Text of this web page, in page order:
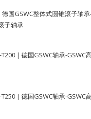
德国GSWC整体式圆锥滚子轴
子轴承
T200 | 德国GSWC轴承-GSWC
T250 | 德国GSWC轴承-GSWC